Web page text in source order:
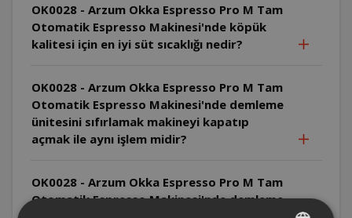
OK0028 - Arzum Okka Espresso Pro M Tam
Otomatik Espresso Makinesi'nde köpük
kalitesi için en iyi süt sıcaklığı nedir?
OK0028 - Arzum Okka Espresso Pro M Tam
Otomatik Espresso Makinesi'nde demleme
ünitesini sıfırlamak makineyi kapatıp
açmak ile aynı işlem midir?
OK0028 - Arzum Okka Espresso Pro M Tam
Otomatik Espresso Makinesi'nde demleme